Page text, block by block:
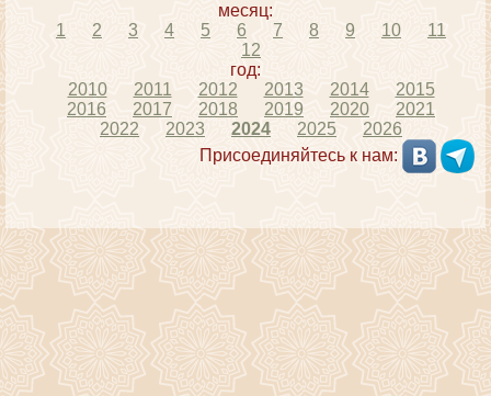
месяц:
1
2 3 4 5 6 7 8 9 10
11
12
год:
2010
2011 2012 2013 2014
2015
2016
2017 2018 2019 2020
2021
2022
2023 2024 2025
2026
Присоединяйтесь к нам: